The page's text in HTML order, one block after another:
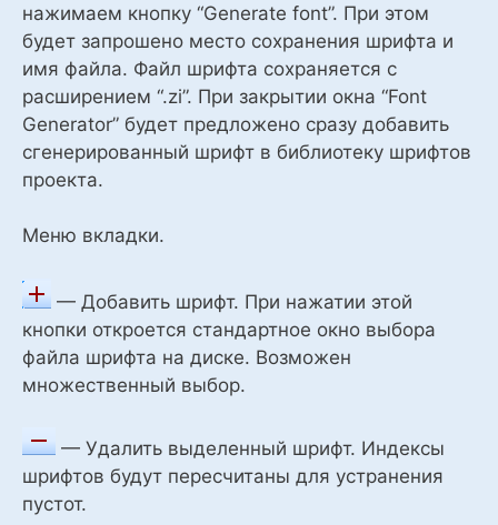
нажимаем кнопку “Generate font”. При этом
будет запрошено место сохранения шрифта и
имя файла. Файл шрифта сохраняется с
расширением “.zi”. При закрытии окна “Font
Generator” будет предложено сразу добавить
сгенерированный шрифт в библиотеку шрифтов
проекта.
Меню вкладки.
— Добавить шрифт. При нажатии этой
кнопки откроется стандартное окно выбора
файла шрифта на диске. Возможен
множественный выбор.
— Удалить выделенный шрифт. Индексы
шрифтов будут пересчитаны для устранения
пустот.